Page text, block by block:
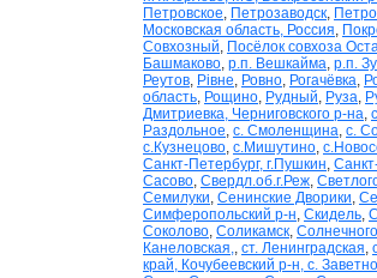
Петровское, Петрозаводск,
Московская область, Россия,
Совхозный, Посёлок совхоза
Башмаково, р.п. Вешкайма, р.п.
Реутов, Рівне, Ровно, Рогачёвка,
область, Рощино, Рудный, Руза,
Дмитриевка, Черниговского р-на,
Раздольное, с. Смоленщина, с.
с.Кузнецово, с.Мишутино,
Санкт-Петербург, г.Пушкин,
Сасово, Свердл.об.г.Реж,
Семилуки, Сенинские Дворики,
Симферопольский р-н, Скидель,
Соколово, Соликамск,
Канеловская,, ст. Ленинградская,
край, Кочубеевский р-н, с.